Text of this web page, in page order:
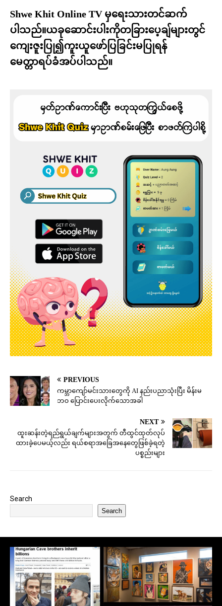
Shwe Khit Online TV မှရေးသားတင်ဆက်
ပါသည်။ယခုဆောင်းပါးကိုတခြားပေ့ချ်များတွင်
ကျေးဇူးပြု၍ကူးယူဖော်ပြခြင်းမပြုရန်
မေတ္တာရပ်ခံအပ်ပါသည်။
PREVIOUS
ကမ္ဘာကျော်မင်းသားတွေကို AI နည်းပညာသုံးပြီး မိန်းမ
ဘဝ ပြောင်းပေးလိုက်သောအခါ
NEXT
ထူးဆန်းတဲ့ရည်ရွယ်ချက်များအတွက် တီထွင်ထုတ်လုပ်
ထားခဲ့ပေမယ့်လည်း ရယ်စရာအခြေအနေတွေဖြစ်ခဲ့ရတဲ့
ပစ္စည်းများ
Search
Search